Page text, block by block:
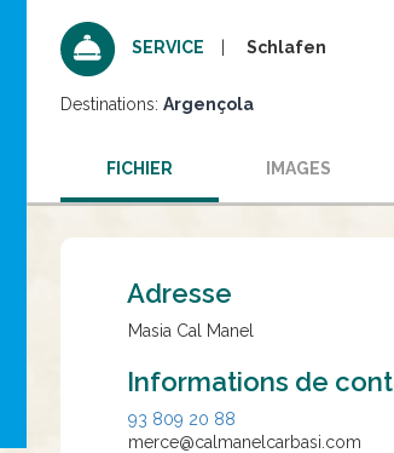
SERVICE Schlafen
Destinations: Argençola
FICHIER IMAGES
Adresse
Masia Cal Manel
Informations de
93 809 20 88
merce@calmanelcarbasi.com